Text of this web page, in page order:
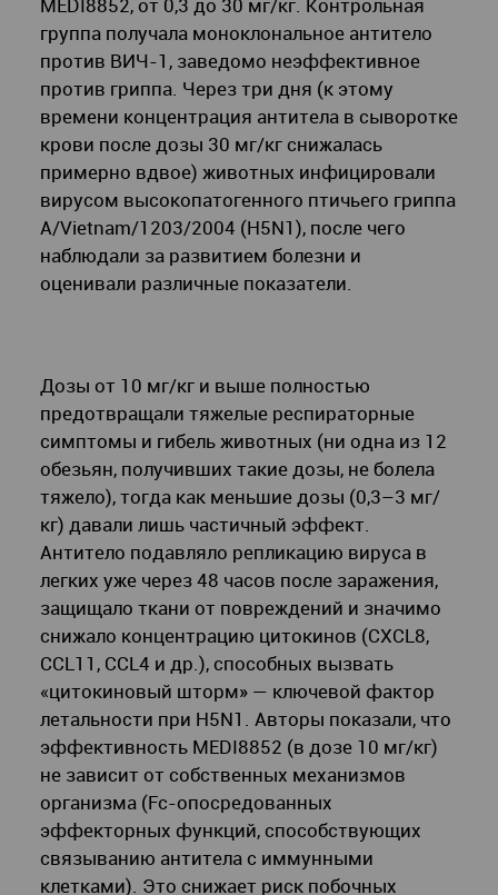
MEDI8852, от 0,3 до 30 мг/кг. Контрольная
группа получала моноклональное антитело
против ВИЧ-1, заведомо неэффективное
против гриппа. Через три дня (к этому
времени концентрация антитела в сыворотке
крови после дозы 30 мг/кг снижалась
примерно вдвое) животных инфицировали
вирусом высокопатогенного птичьего гриппа
A/Vietnam/1203/2004 (H5N1), после чего
наблюдали за развитием болезни и
оценивали различные показатели.
Дозы от 10 мг/кг и выше полностью
предотвращали тяжелые респираторные
симптомы и гибель животных (ни одна из 12
обезьян, получивших такие дозы, не болела
тяжело), тогда как меньшие дозы (0,3–3 мг/
кг) давали лишь частичный эффект.
Антитело подавляло репликацию вируса в
легких уже через 48 часов после заражения,
защищало ткани от повреждений и значимо
снижало концентрацию цитокинов (CXCL8,
CCL11, CCL4 и др.), способных вызвать
«цитокиновый шторм» — ключевой фактор
летальности при H5N1. Авторы показали, что
эффективность MEDI8852 (в дозе 10 мг/кг)
не зависит от собственных механизмов
организма (Fc-опосредованных
эффекторных функций, способствующих
связыванию антитела с иммунными
клетками). Это снижает риск побочных